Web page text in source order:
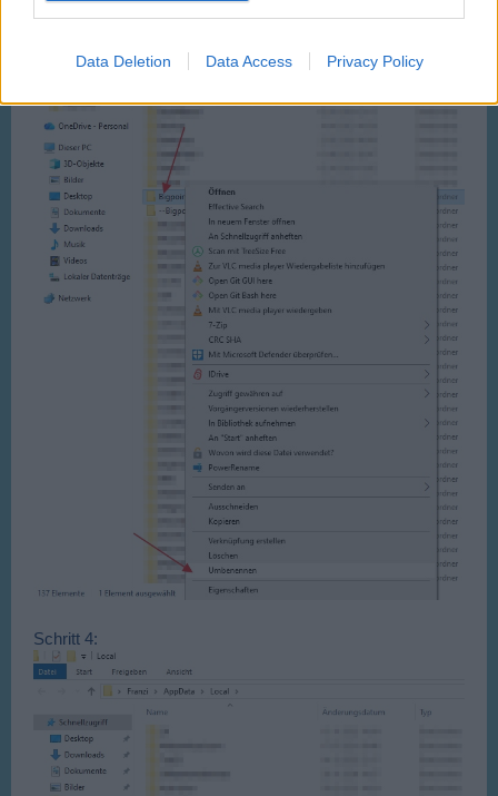
Data Deletion Data Access Privacy Policy
Schritt 4: